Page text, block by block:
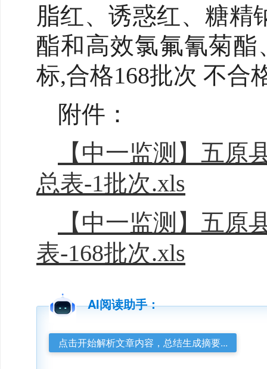
脂红、诱惑红、糖精
酯和高效氯氟氰菊
标,合格168批次 不合
附件：
【中一监测】五
总表-1批次.xls
【中一监测】五
表-168批次.xls
AI阅读助手：
点击开始解析文章内容，总结生成摘要...